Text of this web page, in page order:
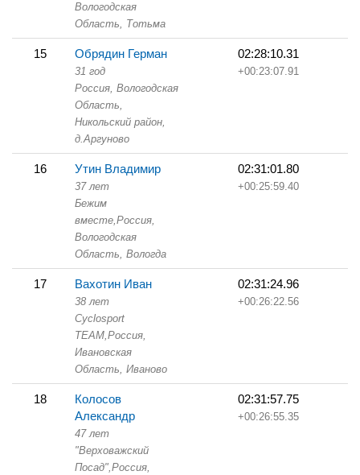
Вологодская
Область, Тотьма
15 Обрядин Герман
31 год
Россия, Вологодская
Область,
Никольский район,
д.Аргуново
02:28:10.31
+00:23:07.91
16 Утин Владимир
37 лет
Бежим
вместе,Россия,
Вологодская
Область, Вологда
02:31:01.80
+00:25:59.40
17 Вахотин Иван
38 лет
Cyclosport
TEAM,Россия,
Ивановская
Область, Иваново
02:31:24.96
+00:26:22.56
18
Колосов
Александр
47 лет
"Верховажский
Посад",Россия,
02:31:57.75
+00:26:55.35